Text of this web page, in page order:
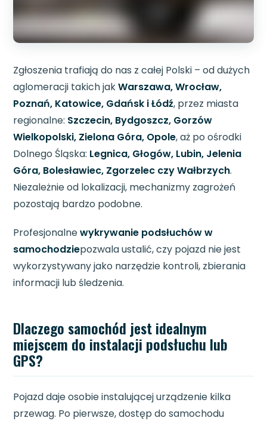
Zgłoszenia trafiają do nas z całej Polski – od dużych
aglomeracji takich jakWarszawa, Wrocław,
Poznań, Katowice, Gdańsk i Łódź, przez miasta
regionalne: Szczecin, Bydgoszcz, Gorzów
Wielkopolski, Zielona Góra, Opole, aż po ośrodki
Dolnego Śląska: Legnica, Głogów, Lubin, Jelenia
Góra, Bolesławiec, Zgorzelec czy Wałbrzych.
Niezależnie od lokalizacji, mechanizmy zagrożeń
pozostają bardzo podobne.
Profesjonalnewykrywanie podsłuchów w
samochodziepozwala ustalić, czy pojazd nie jest
wykorzystywany jako narzędzie kontroli, zbierania
informacji lub śledzenia.
Dlaczego samochód jest idealnym
miejscem do instalacji podsłuchu lub
GPS?
Pojazd daje osobie instalującej urządzenie kilka
przewag. Po pierwsze, dostęp do samochodu